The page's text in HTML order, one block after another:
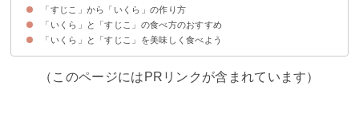
「すじこ」をバラしたのが「いくら」
「いくら」と「すじこ」の味や粒の大きさの違い
「いくら」と「すじこ」の値段の違いは？どっちがお買い得？
「すじこ」から「いくら」の作り方
「いくら」と「すじこ」の食べ方のおすすめ
①すじこのおにぎり
②すじこときゅうりのおかず
③すじこと納豆の和え物
④すじこの冷製パスタ
⑤いくらの味噌漬け
⑥いくらと鮭の茶漬け
⑦いくらのポテトサラダ
「いくら」と「すじこ」を美味しく食べよう
（このページにはPRリンクが含まれています）